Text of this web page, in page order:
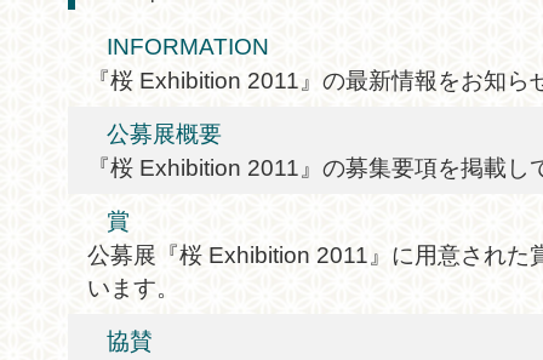
INFORMATION
『桜 Exhibition 2011』の最新情報をお知ら
公募展概要
『桜 Exhibition 2011』の募集要項を掲載し
賞
公募展『桜 Exhibition 2011』に用意された
います。
協賛